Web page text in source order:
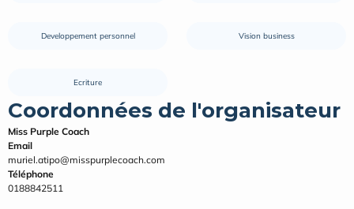
Developpement personnel Vision business
Ecriture
Coordonnées de l'organisateur
Miss Purple Coach
Email
muriel.atipo@misspurplecoach.com
Téléphone
0188842511